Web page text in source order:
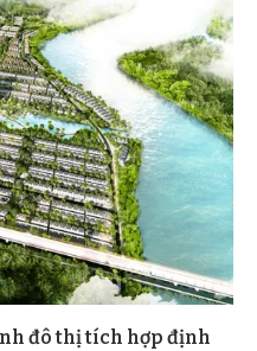
đô thị tích hợp định